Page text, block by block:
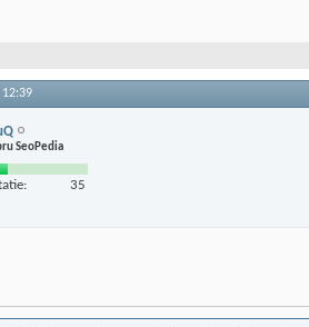
12:39
SeoPedia
35